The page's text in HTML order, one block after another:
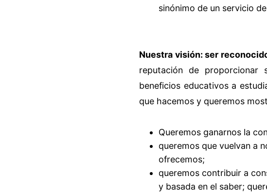
sinónimo de un servicio
Nuestra visión: ser
reputación de proporcionar
beneficios educativos a
que hacemos y queremos
Queremos ganarnos la
queremos que vuelvan a
ofrecemos;
queremos contribuir a
y basada en el saber;